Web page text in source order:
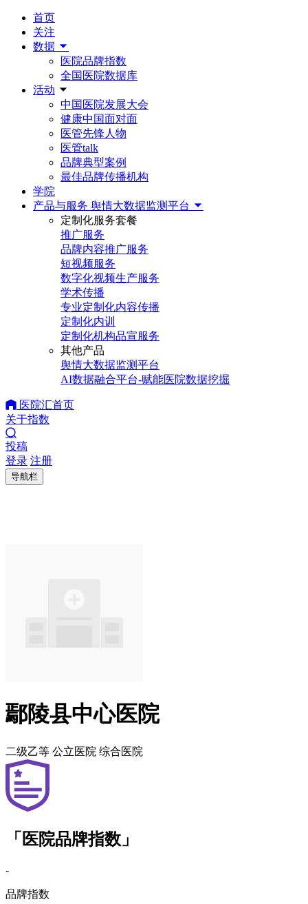
首页
关注
数据
医院品牌指数
全国医院数据库
活动
中国医院发展大会
健康中国面对面
医管先锋人物
医管talk
品牌典型案例
最佳品牌传播机构
学院
产品与服务 舆情大数据监测平台
定制化服务套餐
推广服务
品牌内容推广服务
短视频服务
数字化视频生产服务
学术传播
专业定制化内容传播
定制化内训
定制化机构品宣服务
其他产品
舆情大数据监测平台
AI数据融合平台-赋能医院数据挖掘
医院汇首页
关于指数
投稿
登录 注册
导航栏
鄢陵县中心医院
二级乙等 公立医院 综合医院
「医院品牌指数」
-
品牌指数